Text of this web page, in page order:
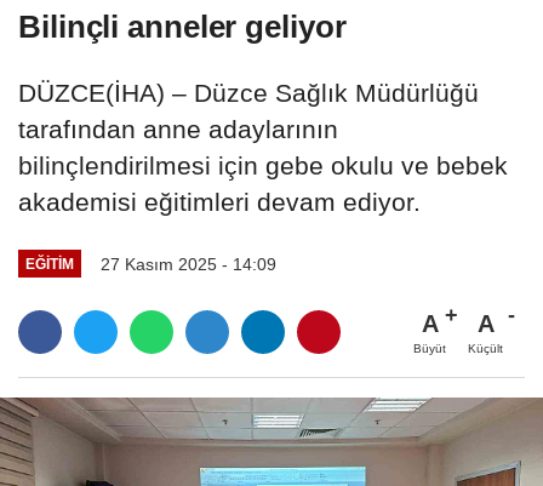
Bilinçli anneler geliyor
DÜZCE(İHA) – Düzce Sağlık Müdürlüğü
tarafından anne adaylarının
bilinçlendirilmesi için gebe okulu ve bebek
akademisi eğitimleri devam ediyor.
EĞITIM 27 Kasım 2025 - 14:09
A
Büyüt
A
Küçült